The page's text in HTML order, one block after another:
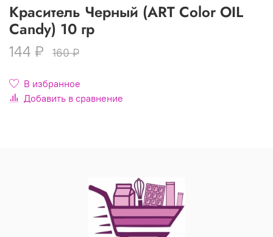
Краситель Черный (ART Color OIL
Candy) 10 гр
144 ₽ 160 ₽
В избранное
Добавить в сравнение